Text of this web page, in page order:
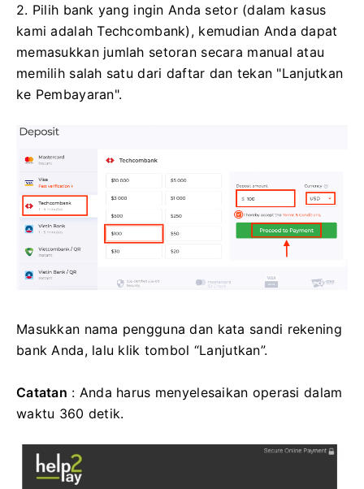
2. Pilih bank yang ingin Anda setor (dalam kasus
kami adalah Techcombank), kemudian Anda dapat
memasukkan jumlah setoran secara manual atau
memilih salah satu dari daftar dan tekan "Lanjutkan
ke Pembayaran".
Masukkan nama pengguna dan kata sandi rekening
bank Anda, lalu klik tombol “Lanjutkan”.
Catatan : Anda harus menyelesaikan operasi dalam
waktu 360 detik.